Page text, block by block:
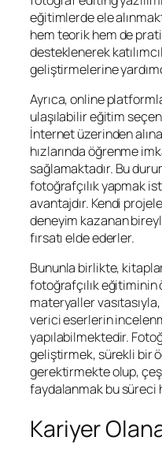
eğitimlerde ele
hem teorik hem de
desteklenerek
geliştirmelerine
Ayrıca, online
ulaşılabilir eğitim
İnternet üzerinden
hızlarında öğrenme
sağlamaktadır. Bu
fotoğrafçılık yapmak
avantajdır. Kendi
deneyim kazanan
fırsatı elde ederler.
Bununla birlikte,
fotoğrafçılık eğitiminin
materyaller
verici eserlerin
yapılabilmektedir.
geliştirmek, sürekli bir
gerektirmekte olup,
faydalanmak bu süreci
Kariyer